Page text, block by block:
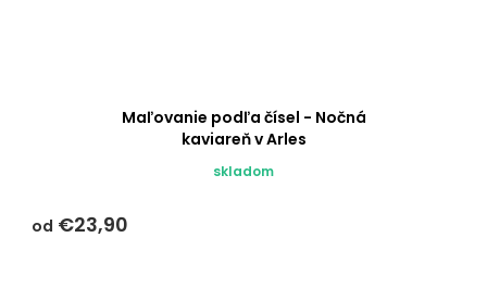
Maľovanie podľa čísel - Nočná
kaviareň v Arles
skladom
od €23,90